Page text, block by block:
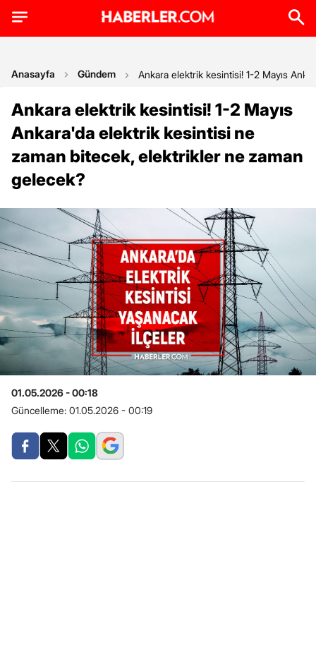
Anasayfa Gündem Ankara elektrik kesintisi! 1-2 Mayıs
Ankara elektrik kesintisi! 1-2 Mayıs
Ankara'da elektrik kesintisi ne
zaman bitecek, elektrikler ne zaman
gelecek?
01.05.2026 - 00:18
Güncelleme: 01.05.2026 - 00:19